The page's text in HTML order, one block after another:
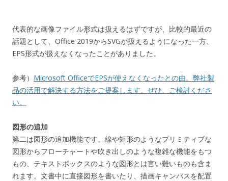
代表的な画像ファイル形式は扱えるはずですが、比較的最近の
話題として、Office 2019からSVGが扱えるようになった一方、
EPS形式が扱えなくなったことがありました。
参考） Microsoft OfficeでEPSが使えなくなったとの由。弊社製
品の活用で解決する方法をご提案します。ぜひ、ご検討くださ
い。
図形の追加
第二は図形の追加機能です。線や矩形のようなプリミティブな
図形からフローチャートや吹き出しのような複雑な機能をもつ
もの、テキストボックスのような図形とは言い難いものも含ま
れます。文書中に直接図形を書いたり、描画キャンバスを配置